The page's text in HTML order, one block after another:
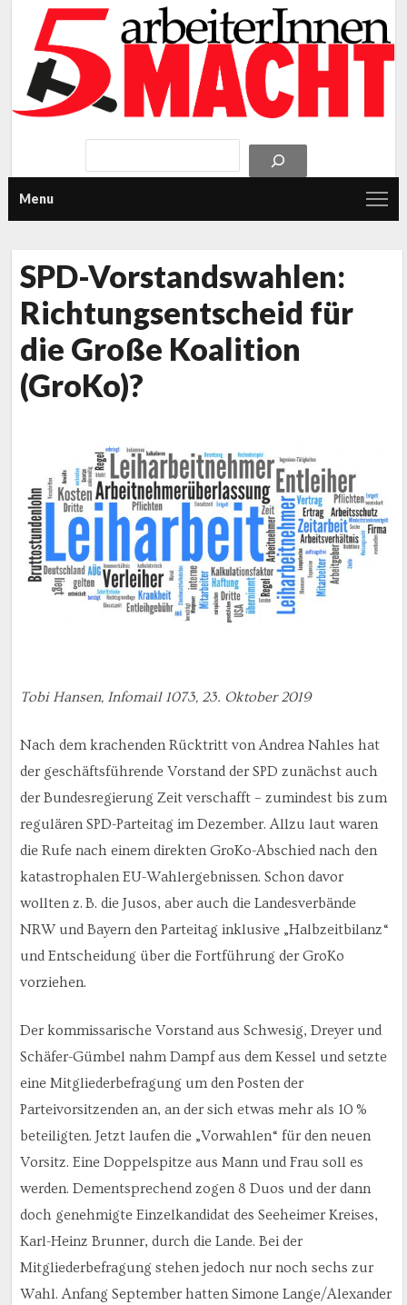
Menu
SPD-Vorstandswahlen:
Richtungsentscheid für
die Große Koalition
(GroKo)?
Tobi Hansen, Infomail 1073, 23. Oktober 2019
Nach dem krachenden Rücktritt von Andrea Nahles hat
der geschäftsführende Vorstand der SPD zunächst auch
der Bundesregierung Zeit verschafft – zumindest bis zum
regulären SPD-Parteitag im Dezember. Allzu laut waren
die Rufe nach einem direkten GroKo-Abschied nach den
katastrophalen EU-Wahlergebnissen. Schon davor
wollten z. B. die Jusos, aber auch die Landesverbände
NRW und Bayern den Parteitag inklusive „Halbzeitbilanz“
und Entscheidung über die Fortführung der GroKo
vorziehen.
Der kommissarische Vorstand aus Schwesig, Dreyer und
Schäfer-Gümbel nahm Dampf aus dem Kessel und setzte
eine Mitgliederbefragung um den Posten der
Parteivorsitzenden an, an der sich etwas mehr als 10 %
beteiligten. Jetzt laufen die „Vorwahlen“ für den neuen
Vorsitz. Eine Doppelspitze aus Mann und Frau soll es
werden. Dementsprechend zogen 8 Duos und der dann
doch genehmigte Einzelkandidat des Seeheimer Kreises,
Karl-Heinz Brunner, durch die Lande. Bei der
Mitgliederbefragung stehen jedoch nur noch sechs zur
Wahl. Anfang September hatten Simone Lange/Alexander